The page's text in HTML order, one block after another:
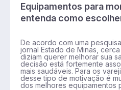
Equipamentos para
entenda como
De acordo com uma
jornal Estado de Minas,
diziam querer melhorar sua
decisão está fortemente
mais saudáveis. Para os
desse tipo de motivação é
dos melhores equipamentos